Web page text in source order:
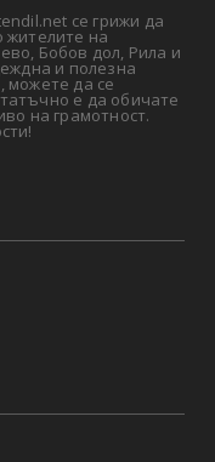
се грижи да
жителите на
Бобов дол, Рила и
и полезна
можете да се
е да обичате
на грамотност.